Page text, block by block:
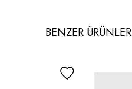
BENZER ÜRÜNLER